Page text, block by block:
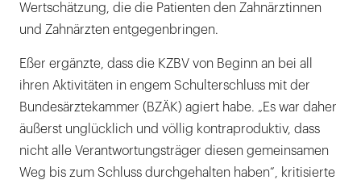
Wertschätzung, die die Patienten den Zahnärztinnen
und Zahnärzten entgegenbringen.
Eßer ergänzte, dass die KZBV von Beginn an bei all
ihren Aktivitäten in engem Schulterschluss mit der
Bundesärztekammer (BZÄK) agiert habe. „Es war daher
äußerst unglücklich und völlig kontraproduktiv, dass
nicht alle Verantwortungsträger diesen gemeinsamen
Weg bis zum Schluss durchgehalten haben“, kritisierte